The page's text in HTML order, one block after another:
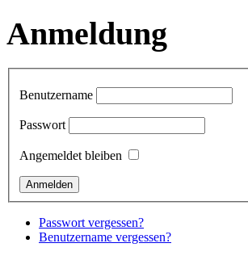
Anmeldung
Benutzername
Passwort
Angemeldet bleiben
Passwort vergessen?
Benutzername vergessen?